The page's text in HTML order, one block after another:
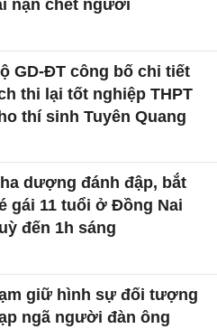
nạn chết người
GD-ĐT công bố chi tiết
thi lại tốt nghiệp THPT
thí sinh Tuyên Quang
dượng đánh đập, bắt
gái 11 tuổi ở Đồng Nai
đến 1h sáng
giữ hình sự đối tượng
ngã người đàn ông